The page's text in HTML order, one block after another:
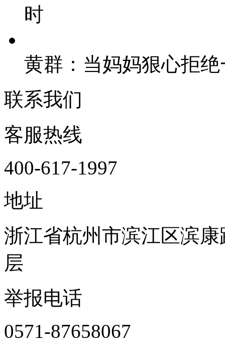
时
黄群：当妈妈狠心拒
联系我们
客服热线
400-617-1997
地址
浙江省杭州市滨江区滨
层
举报电话
0571-87658067